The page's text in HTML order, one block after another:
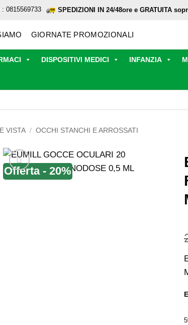
: 0815569733 SPEDIZIONI IN 24/48ore e GRATUITA
GIORNATE PROMOZIONALI
DISPOSITIVI MEDICI INFANZIA
VISTA / OCCHI STANCHI E ARROSSATI
Offerta - 20%